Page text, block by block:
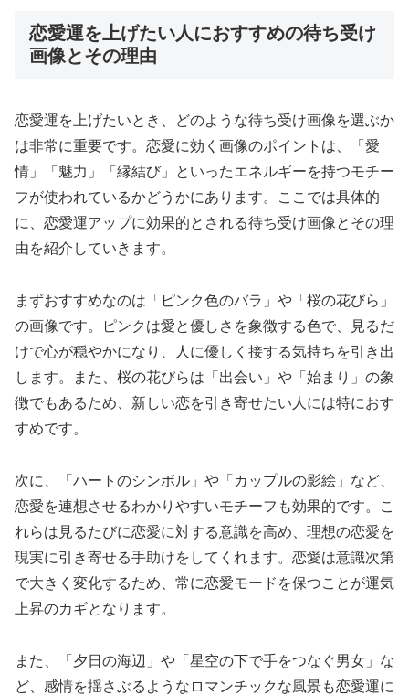
恋愛運を上げたい人におすすめの待ち受け
画像とその理由
恋愛運を上げたいとき、どのような待ち受け画像を選ぶか
は非常に重要です。恋愛に効く画像のポイントは、「愛
情」「魅力」「縁結び」といったエネルギーを持つモチー
フが使われているかどうかにあります。ここでは具体的
に、恋愛運アップに効果的とされる待ち受け画像とその理
由を紹介していきます。
まずおすすめなのは「ピンク色のバラ」や「桜の花びら」
の画像です。ピンクは愛と優しさを象徴する色で、見るだ
けで心が穏やかになり、人に優しく接する気持ちを引き出
します。また、桜の花びらは「出会い」や「始まり」の象
徴でもあるため、新しい恋を引き寄せたい人には特におす
すめです。
次に、「ハートのシンボル」や「カップルの影絵」など、
恋愛を連想させるわかりやすいモチーフも効果的です。こ
れらは見るたびに恋愛に対する意識を高め、理想の恋愛を
現実に引き寄せる手助けをしてくれます。恋愛は意識次第
で大きく変化するため、常に恋愛モードを保つことが運気
上昇のカギとなります。
また、「夕日の海辺」や「星空の下で手をつなぐ男女」な
ど、感情を揺さぶるようなロマンチックな風景も恋愛運に